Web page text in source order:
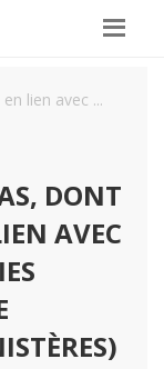
lien avec ...
DONT
AVEC